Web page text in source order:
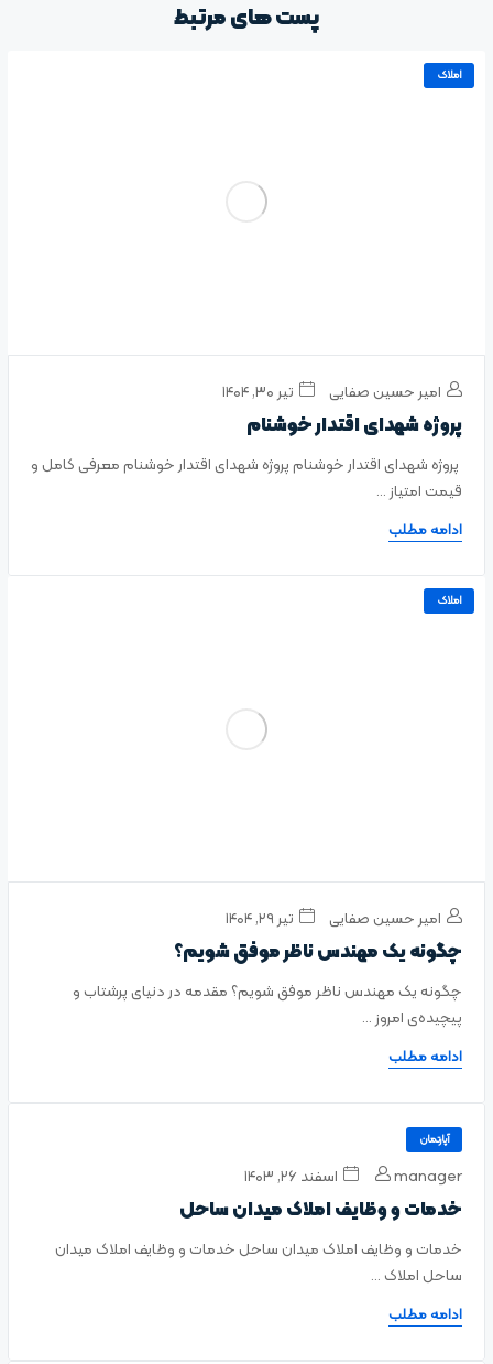
پست های مرتبط
املاک
امیر حسین صفایی تیر ۳۰, ۱۴۰۴
پروژه شهدای اقتدار خوشنام
پروژه شهدای اقتدار خوشنام پروژه شهدای اقتدار خوشنام معرفی کامل و
قیمت امتیاز ...
ادامه مطلب
املاک
امیر حسین صفایی تیر ۲۹, ۱۴۰۴
چگونه یک مهندس ناظر موفق شویم؟
چگونه یک مهندس ناظر موفق شویم؟ مقدمه‌ در دنیای پرشتاب و
پیچیده‌ی امروز ...
ادامه مطلب
آپارتمان
manager اسفند ۲۶, ۱۴۰۳
خدمات و وظایف املاک میدان ساحل
خدمات و وظایف املاک میدان ساحل خدمات و وظایف املاک میدان
ساحل املاک ...
ادامه مطلب